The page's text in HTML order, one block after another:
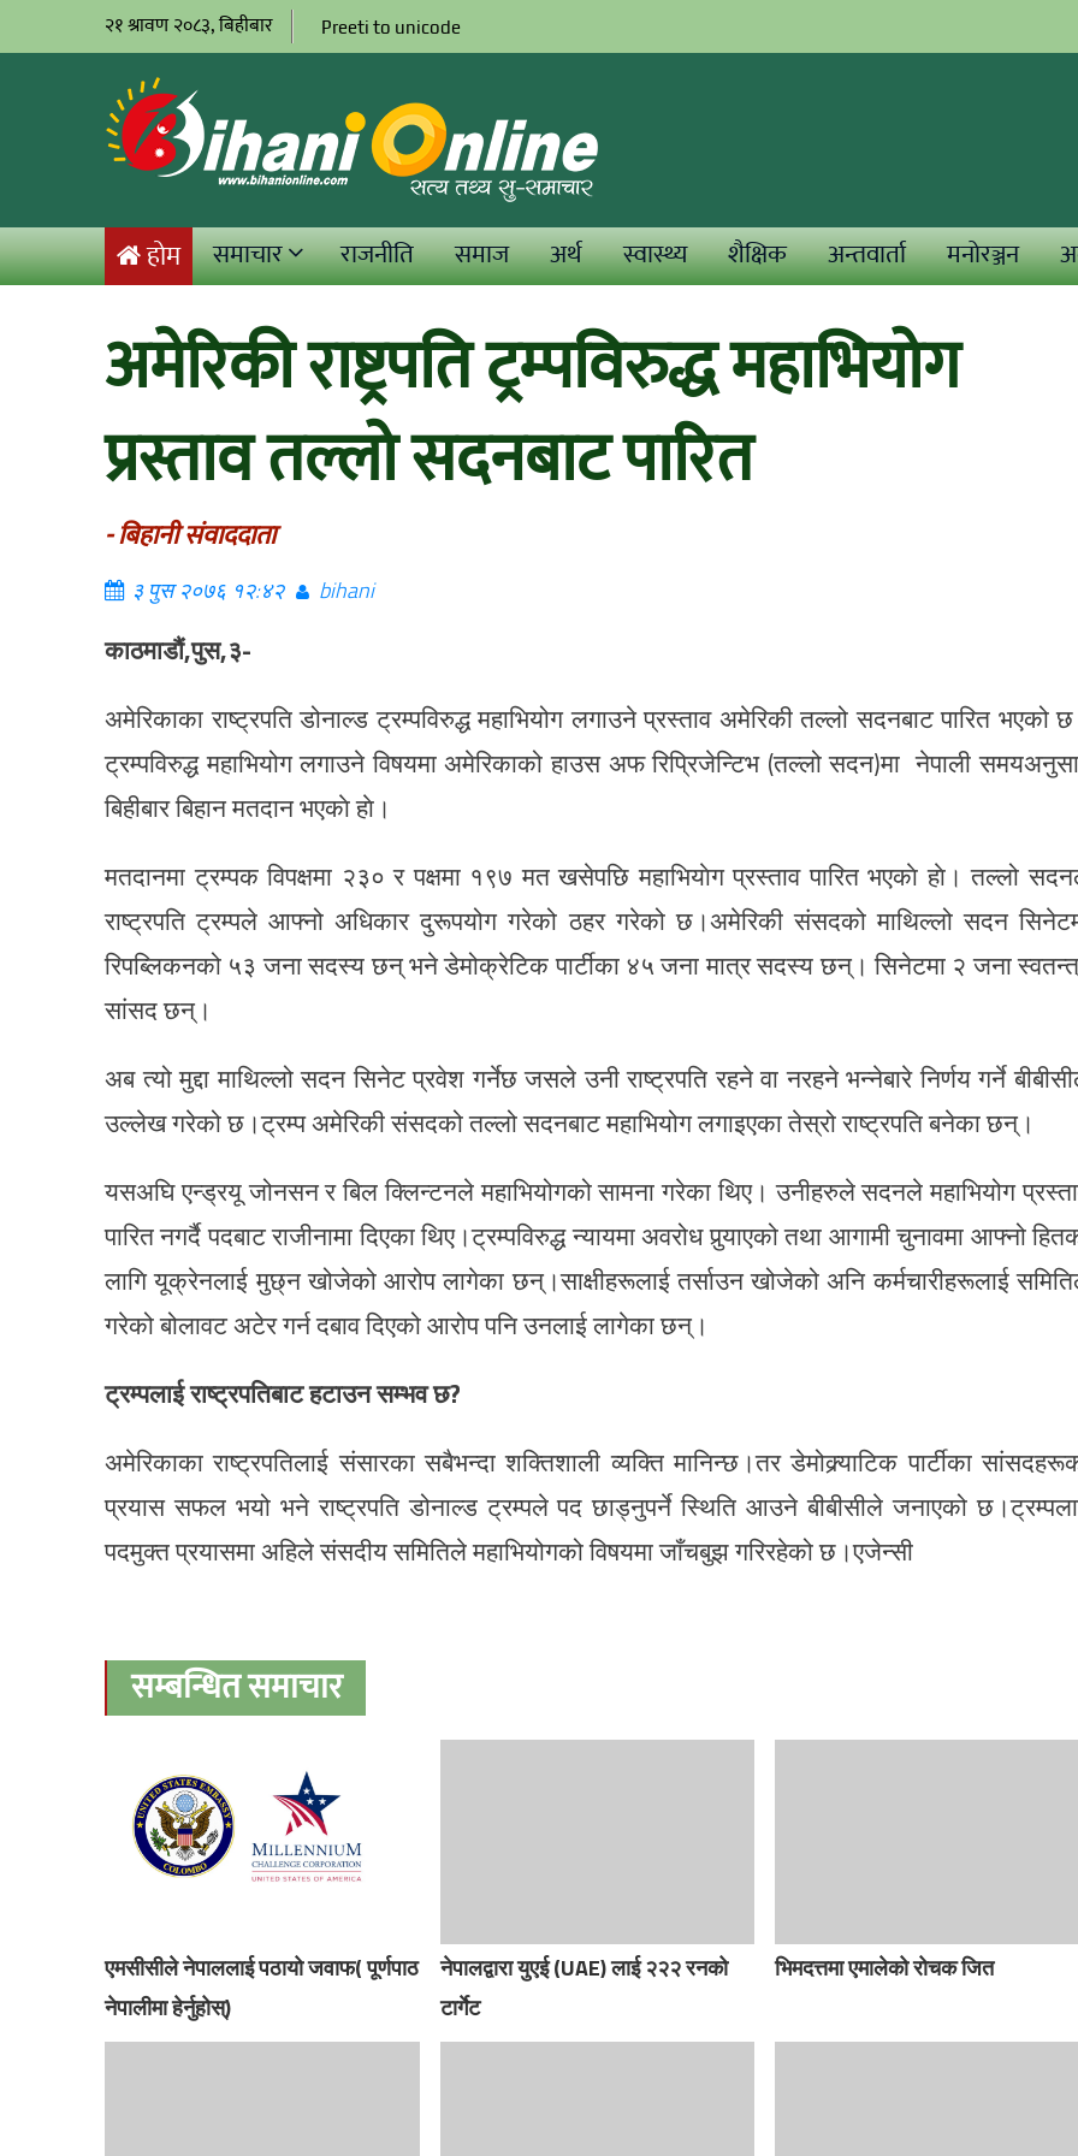
२१ श्रावण २०८३, बिहीबार Preeti to unicode
होम समाचार राजनीति समाज अर्थ स्वास्थ्य शैक्षिक अन्तवार्ता मनोरञ्जन
अमेरिकी राष्ट्रपति ट्रम्पविरुद्ध महाभियोग
प्रस्ताव तल्लो सदनबाट पारित
- बिहानी संवाददाता
३ पुस २०७६ १२:४२ bihani
काठमाडौं,पुस,३-
अमेरिकाका राष्ट्रपति डोनाल्ड ट्रम्पविरुद्ध महाभियोग लगाउने प्रस्ताव अमेरिकी तल्लो सदनबाट पारित भएको
ट्रम्पविरुद्ध महाभियोग लगाउने विषयमा अमेरिकाको हाउस अफ रिप्रिजेन्टिभ (तल्लो सदन)मा नेपाली
बिहीबार बिहान मतदान भएकाे हाे।
मतदानमा ट्रम्पक विपक्षमा २३० र पक्षमा १९७ मत खसेपछि महाभियाेग प्रस्ताव पारित भएकाे हाे। तल्लो
राष्ट्रपति ट्रम्पले आफ्नो अधिकार दुरूपयोग गरेको ठहर गरेको छ।अमेरिकी संसदको माथिल्लो सदन
रिपब्लिकनको ५३ जना सदस्य छन् भने डेमोक्रेटिक पार्टीका ४५ जना मात्र सदस्य छन्। सिनेटमा २ जना
सांसद छन्।
अब त्यो मुद्दा माथिल्लो सदन सिनेट प्रवेश गर्नेछ जसले उनी राष्ट्रपति रहने वा नरहने भन्नेबारे निर्णय गर्ने
उल्लेख गरेको छ।ट्रम्प अमेरिकी संसदको तल्लो सदनबाट महाभियोग लगाइएका तेस्रो राष्ट्रपति बनेका छन्।
यसअघि एन्ड्रयू जोनसन र बिल क्लिन्टनले महाभियोगको सामना गरेका थिए। उनीहरुले सदनले महाभियोग
पारित नगर्दै पदबाट राजीनामा दिएका थिए।ट्रम्पविरुद्ध न्यायमा अवरोध पुर्‍याएको तथा आगामी चुनावमा आफ्नो
लागि यूक्रेनलाई मुछ्न खोजेको आरोप लागेका छन्।साक्षीहरूलाई तर्साउन खोजेको अनि कर्मचारीहरूलाई
गरेको बोलावट अटेर गर्न दबाव दिएको आरोप पनि उनलाई लागेका छन्।
ट्रम्पलाई राष्ट्रपतिबाट हटाउन सम्भव छ?
अमेरिकाका राष्ट्रपतिलाई संसारका सबैभन्दा शक्तिशाली व्यक्ति मानिन्छ।तर डेमोक्र्याटिक पार्टीका
प्रयास सफल भयो भने राष्ट्रपति डोनाल्ड ट्रम्पले पद छाड्नुपर्ने स्थिति आउने बीबीसीले जनाएको
पदमुक्त प्रयासमा अहिले संसदीय समितिले महाभियोगको विषयमा जाँचबुझ गरिरहेको छ।एजेन्सी
सम्बन्धित समाचार
एमसीसीले नेपाललाई पठायो जवाफ( पूर्णपाठ
नेपालीमा हेर्नुहोस्)
नेपालद्वारा युएई (UAE) लाई २२२ रनको
टार्गेट
भिमदत्तमा एमालेको रोचक जित